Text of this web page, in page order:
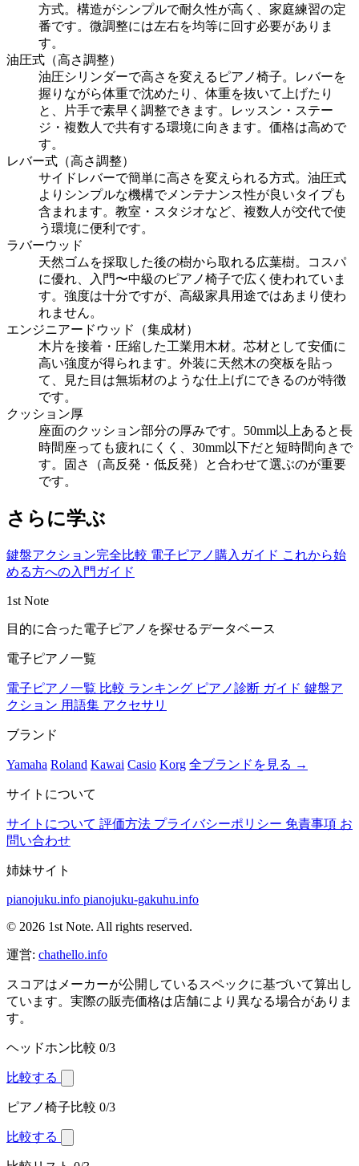
方式。構造がシンプルで耐久性が高く、家庭練習の定
番です。微調整には左右を均等に回す必要がありま
す。
油圧式（高さ調整）
油圧シリンダーで高さを変えるピアノ椅子。レバーを
握りながら体重で沈めたり、体重を抜いて上げたり
と、片手で素早く調整できます。レッスン・ステー
ジ・複数人で共有する環境に向きます。価格は高めで
す。
レバー式（高さ調整）
サイドレバーで簡単に高さを変えられる方式。油圧式
よりシンプルな機構でメンテナンス性が良いタイプも
含まれます。教室・スタジオなど、複数人が交代で使
う環境に便利です。
ラバーウッド
天然ゴムを採取した後の樹から取れる広葉樹。コスパ
に優れ、入門〜中級のピアノ椅子で広く使われていま
す。強度は十分ですが、高級家具用途ではあまり使わ
れません。
エンジニアードウッド（集成材）
木片を接着・圧縮した工業用木材。芯材として安価に
高い強度が得られます。外装に天然木の突板を貼っ
て、見た目は無垢材のような仕上げにできるのが特徴
です。
クッション厚
座面のクッション部分の厚みです。50mm以上あると長
時間座っても疲れにくく、30mm以下だと短時間向きで
す。固さ（高反発・低反発）と合わせて選ぶのが重要
です。
さらに学ぶ
鍵盤アクション完全比較 電子ピアノ購入ガイド これから始
める方への入門ガイド
1st Note
目的に合った電子ピアノを探せるデータベース
電子ピアノ一覧
電子ピアノ一覧 比較 ランキング ピアノ診断 ガイド 鍵盤ア
クション 用語集 アクセサリ
ブランド
Yamaha Roland Kawai Casio Korg 全ブランドを見る →
サイトについて
サイトについて 評価方法 プライバシーポリシー 免責事項 お
問い合わせ
姉妹サイト
pianojuku.info pianojuku-gakuhu.info
© 2026 1st Note. All rights reserved.
運営: chathello.info
スコアはメーカーが公開しているスペックに基づいて算出し
ています。実際の販売価格は店舗により異なる場合がありま
す。
ヘッドホン比較 0/3
比較する
ピアノ椅子比較 0/3
比較する